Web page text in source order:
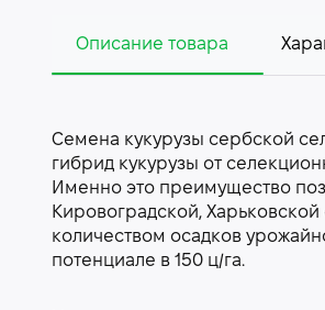
Описание товара
Семена кукурузы сербской
гибрид кукурузы от
Именно это преимущество
Кировоградской,
количеством осадков
потенциале в 150 ц/га.